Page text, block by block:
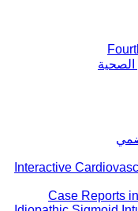
الصحية
Interactive
Case Reports